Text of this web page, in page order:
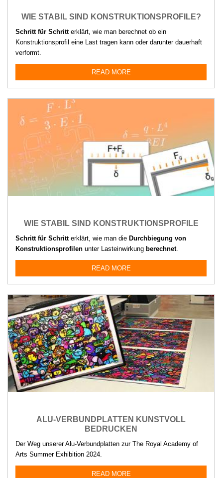
WIE STABIL SIND KONSTRUKTIONSPROFILE?
Schritt für Schritterklärt, wie man berechnet ob ein
Konstruktionsprofil eine Last tragen kann oder darunter dauerhaft
verformt.
READ MORE
WIE STABIL SIND KONSTRUKTIONSPROFILE
Schritt für Schritterklärt, wie man die Durchbiegung von
Konstruktionsprofilen unter Lasteinwirkung berechnet.
READ MORE
ALU-VERBUNDPLATTEN KUNSTVOLL
BEDRUCKEN
Der Weg unserer Alu-Verbundplatten zur The Royal Academy of
Arts Summer Exhibition 2024.
READ MORE